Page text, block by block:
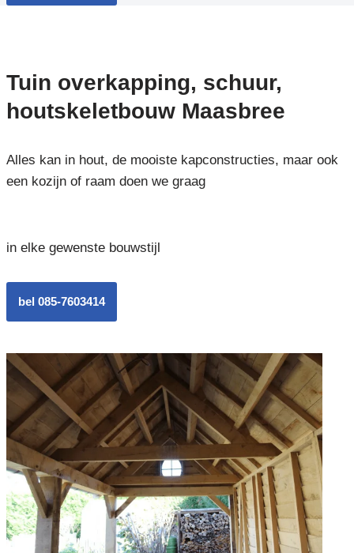
Tuin overkapping, schuur,
houtskeletbouw Maasbree
Alles kan in hout, de mooiste kapconstructies, maar ook
een kozijn of raam doen we graag
in elke gewenste bouwstijl
bel 085-7603414